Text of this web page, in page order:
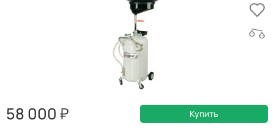
58 000 Купить